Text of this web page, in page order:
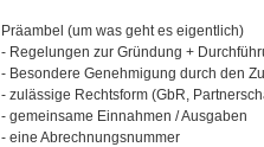
Präambel (um was geht es eigentlich)
- Regelungen zur Gründung +
- Besondere Genehmigung durch den
- zulässige Rechtsform (GbR,
- gemeinsame Einnahmen / Ausgaben
- eine Abrechnungsnummer